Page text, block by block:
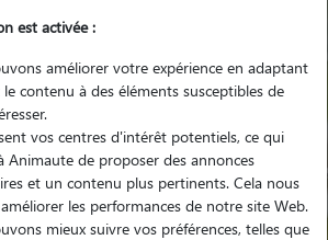
Pour quel animal ?
Trouver mon Pet Sitter
est activée :
améliorer votre expérience en adaptant
contenu à des éléments susceptibles de
vos centres d'intérêt potentiels, ce qui
Animaute de proposer des annonces
et un contenu plus pertinents. Cela nous
les performances de notre site Web.
mieux suivre vos préférences, telles que